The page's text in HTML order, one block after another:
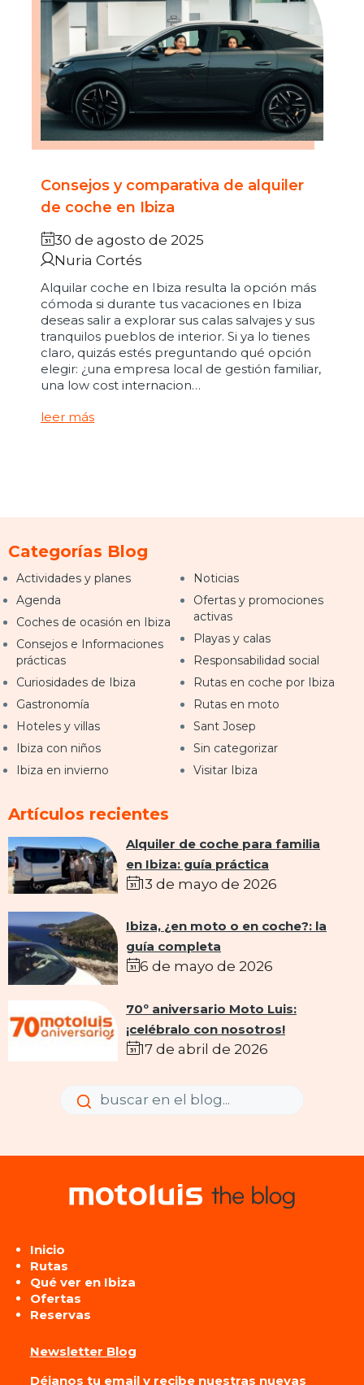
Consejos y comparativa de alquiler
de coche en Ibiza
30 de agosto de 2025
Nuria Cortés
Alquilar coche en Ibiza resulta la opción más
cómoda si durante tus vacaciones en Ibiza
deseas salir a explorar sus calas salvajes y sus
tranquilos pueblos de interior. Si ya lo tienes
claro, quizás estés preguntando qué opción
elegir: ¿una empresa local de gestión familiar,
una low cost internacion…
leer más
Categorías Blog
Actividades y planes
Agenda
Coches de ocasión en Ibiza
Consejos e Informaciones
prácticas
Curiosidades de Ibiza
Gastronomía
Hoteles y villas
Ibiza con niños
Ibiza en invierno
Noticias
Ofertas y promociones
activas
Playas y calas
Responsabilidad social
Rutas en coche por Ibiza
Rutas en moto
Sant Josep
Sin categorizar
Visitar Ibiza
Artículos recientes
Alquiler de coche para familia
en Ibiza: guía práctica
13 de mayo de 2026
Ibiza, ¿en moto o en coche?: la
guía completa
6 de mayo de 2026
70º aniversario Moto Luis:
¡celébralo con nosotros!
17 de abril de 2026
Enviar
Enviar
Inicio
Rutas
Qué ver en Ibiza
Ofertas
Reservas
Newsletter Blog
Déjanos tu email y recibe nuestras nuevas